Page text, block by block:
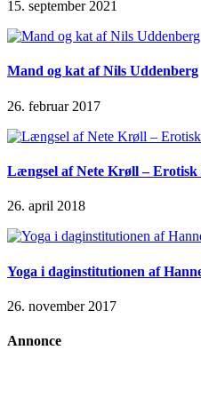
15. september 2021
Mand og kat af Nils Uddenberg
26. februar 2017
Længsel af Nete Krøll – Erotisk
26. april 2018
Yoga i daginstitutionen af
26. november 2017
Annonce